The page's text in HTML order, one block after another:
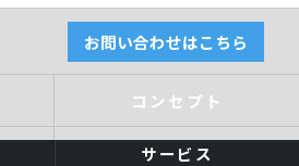
お問い合わせはこちら
コンセプト
サービス